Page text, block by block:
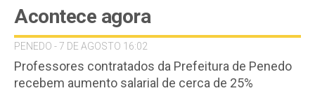
Acontece agora
PENEDO - 7 DE AGOSTO 16:02
Professores contratados da Prefeitura de Penedo
recebem aumento salarial de cerca de 25%